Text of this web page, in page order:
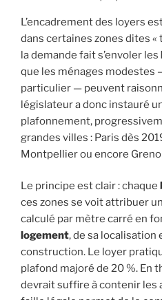
L’encadrement des loyers
dans certaines zones dites «
la demande fait s’envoler les
que les ménages modestes
particulier — peuvent
législateur a donc instauré
plafonnement,
grandes villes : Paris dès
Montpellier ou encore
Le principe est clair : chaque
ces zones se voit attribuer
calculé par mètre carré en
logement, de sa localisation
construction. Le loyer
plafond majoré de 20 %. En
devrait suffire à contenir les